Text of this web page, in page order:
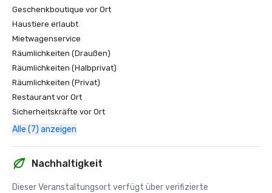
Geschenkboutique vor Ort
Haustiere erlaubt
Mietwagenservice
Räumlichkeiten (Draußen)
Räumlichkeiten (Halbprivat)
Räumlichkeiten (Privat)
Restaurant vor Ort
Sicherheitskräfte vor Ort
Alle (7) anzeigen
Nachhaltigkeit
Dieser Veranstaltungsort verfügt über verifizierte